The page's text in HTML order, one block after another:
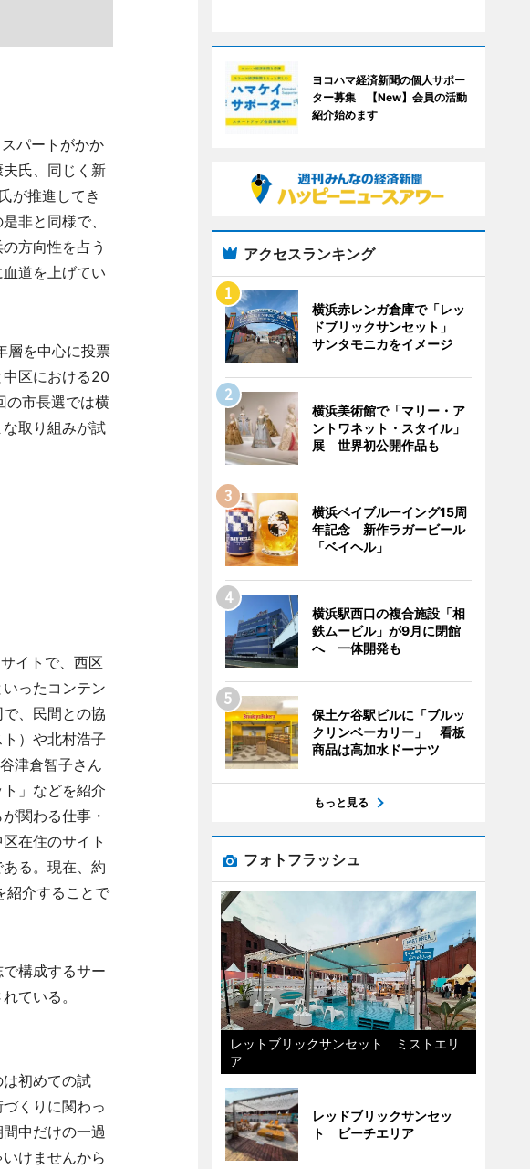
パートがかか
氏、同じく新
が推進してき
非と同様で、
方向性を占う
道を上げてい
層を中心に投票
区における20
の市長選では横
取り組みが試
イトで、西区
ったコンテン
、民間との協
）や北村浩子
津倉智子さん
」などを紹介
関わる仕事・
在住のサイト
る。現在、約
紹介することで
構成するサー
ている。
初めての試
くりに関わっ
中だけの一過
けませんから
ヨコハマ経済新聞の個人サポー
ター募集 【New】会員の活動
紹介始めます
アクセスランキング
横浜赤レンガ倉庫で「レッ
ドブリックサンセット」
サンタモニカをイメージ
横浜美術館で「マリー・ア
ントワネット・スタイル」
展 世界初公開作品も
横浜ベイブルーイング15周
年記念 新作ラガービール
「ベイヘル」
横浜駅西口の複合施設「相
鉄ムービル」が9月に閉館
へ 一体開発も
保土ケ谷駅ビルに「ブルッ
クリンベーカリー」 看板
商品は高加水ドーナツ
もっと見る
フォトフラッシュ
レットブリックサンセット ミストエリ
ア
レッドブリックサンセッ
ト ビーチエリア